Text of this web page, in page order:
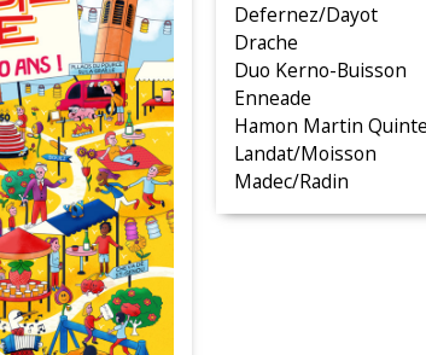
Defernez/Dayot
Drache
Duo Kerno-Buisson
Enneade
Hamon Martin
Landat/Moisson
Madec/Radin